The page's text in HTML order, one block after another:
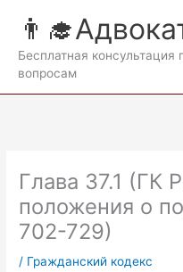
содержимому
Бесплатная
вопросам
Глава 37.1 (ГК
положения о
702-729)
/ Гражданский кодекс